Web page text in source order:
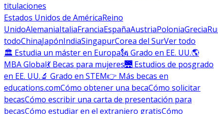
titulaciones
Estados Unidos de AméricaReino
UnidoAlemaniaItaliaFranciaEspañaAustriaPoloniaGrecia
todoChinaJapónIndiaSingapurCorea del SurVer todo
🏛 Estudia un máster en Europa🗽 Grado en EE. UU.🌎
MBA Global💃 Becas para mujeres🌉 Estudios de posgrado
en EE. UU.🔬 Grado en STEM👉 Más becas en
educations.comCómo obtener una becaCómo solicitar
becasCómo escribir una carta de presentación para
becasCómo estudiar en el extranjero gratisCómo